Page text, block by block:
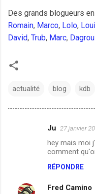
Des grands blogueurs
Romain, Marco, Lolo,
David, Trub, Marc,
actualité blog kdb
e
Ju 27 janvier
hey mais moi
comment
RÉPONDRE
Fred Camino